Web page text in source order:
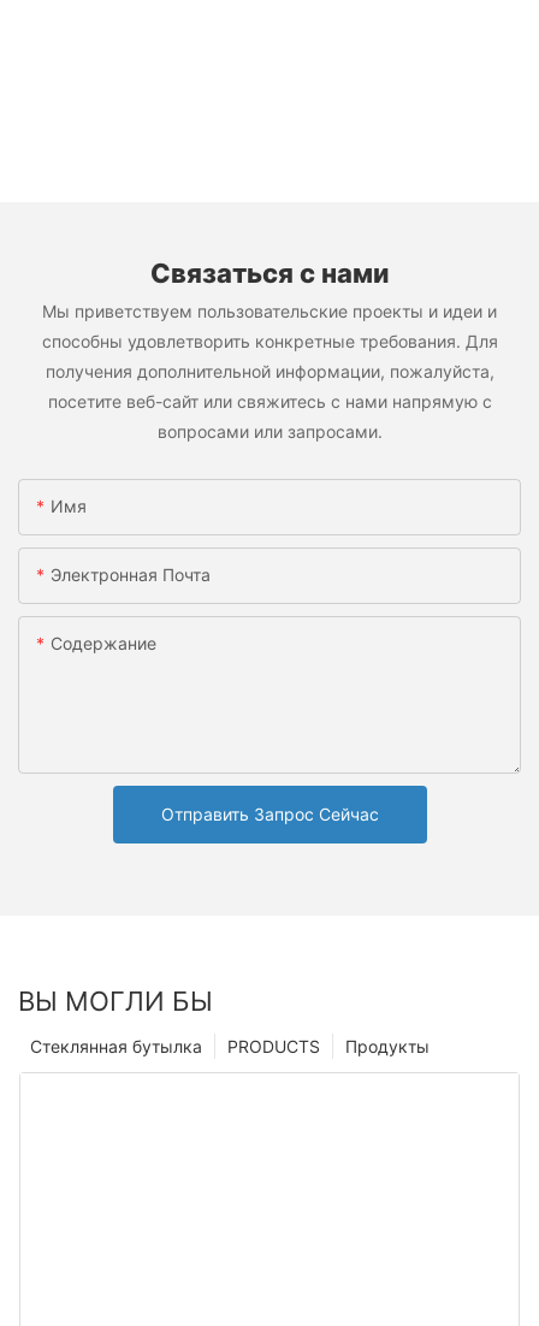
Связаться с нами
Мы приветствуем пользовательские проекты и идеи и
способны удовлетворить конкретные требования. Для
получения дополнительной информации, пожалуйста,
посетите веб-сайт или свяжитесь с нами напрямую с
вопросами или запросами.
Имя
Электронная Почта
Содержание
Отправить Запрос Сейчас
ВЫ МОГЛИ БЫ
Продукты
PRODUCTS
Стеклянная бутылка